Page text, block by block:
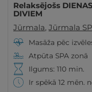
Relaksējošs
DIVIEM
Jūrmala, Jūrmala
Masāža pēc
Atpūta SPA zonā
Ilgums: 110 min.
Ir spēkā 12 mēn.